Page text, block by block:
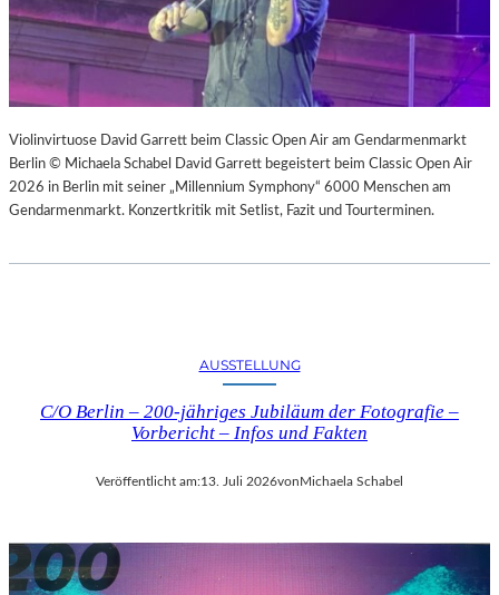
Violinvirtuose David Garrett beim Classic Open Air am Gendarmenmarkt
Berlin © Michaela Schabel David Garrett begeistert beim Classic Open Air
2026 in Berlin mit seiner „Millennium Symphony“ 6000 Menschen am
Gendarmenmarkt. Konzertkritik mit Setlist, Fazit und Tourterminen.
AUSSTELLUNG
C/O Berlin – 200-jähriges Jubiläum der Fotografie –
Vorbericht – Infos und Fakten
Veröffentlicht am:13. Juli 2026von Michaela Schabel